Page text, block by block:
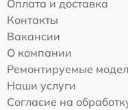
Оплата и доставка
Контакты
Вакансии
О компании
Ремонтируемые
Наши услуги
Согласие на